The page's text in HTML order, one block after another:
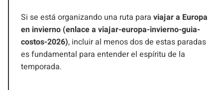
Si se está organizando una ruta para viajar a Europa
en invierno (enlace a viajar-europa-invierno-guia-
costos-2026), incluir al menos dos de estas paradas
es fundamental para entender el espíritu de la
temporada.